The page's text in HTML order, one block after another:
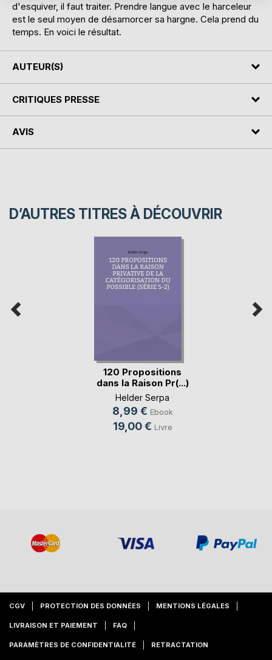
d'esquiver, il faut traiter. Prendre langue avec le harceleur
est le seul moyen de désamorcer sa hargne. Cela prend du
temps. En voici le résultat.
AUTEUR(S)
CRITIQUES PRESSE
AVIS
D’AUTRES TITRES À DÉCOUVRIR
120 Propositions
dans la Raison Pr(...)
Helder Serpa
8,99 € Ebook
19,00 € Livre
CGV PROTECTION DES DONNÉES MENTIONS LÉGALES
LIVRAISON ET PAIEMENT FAQ
PARAMÈTRES DE CONFIDENTIALITÉ RETRACTATION